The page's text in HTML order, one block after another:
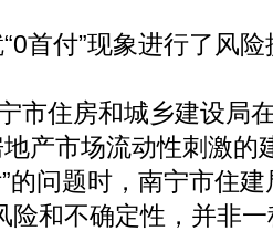
首付”现象进行了风
市住房和城乡建设局
产市场流动性刺激的
的问题时，南宁市住
险和不确定性，并非